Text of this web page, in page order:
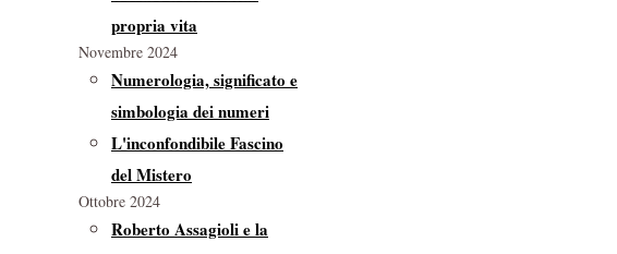
propria vita
Novembre 2024
Numerologia, significato e
simbologia dei numeri
L'inconfondibile Fascino
del Mistero
Ottobre 2024
Roberto Assagioli e la